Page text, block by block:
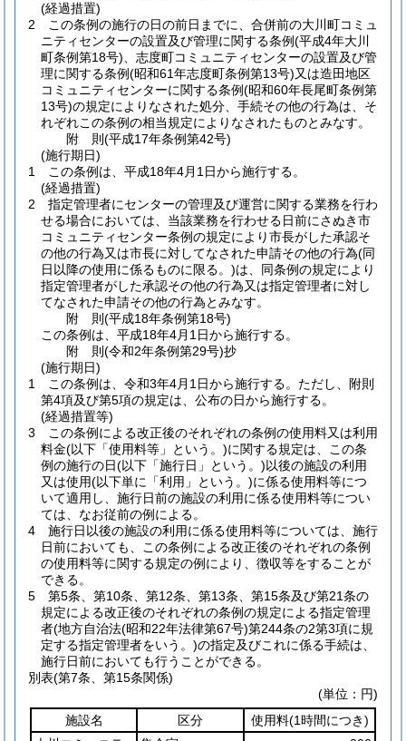
(経過措置)
2
この条例の施行の日の前日までに、合併前の大川町コミュ
ニティセンターの設置及び管理に関する条例(平成4年大川
町条例第18号) 、志度町コミュニティセンターの設置及び管
理に関する条例(昭和61年志度町条例第13号)又は造田地区
コミュニティセンターに関する条例(昭和60年長尾町条例第
13号)の規定によりなされた処分、手続その他の行為は、そ
れぞれこの条例の相当規定によりなされたものとみなす。
附 則(平成17年条例第42号)
(施行期日)
1
この条例は、平成18年4月1日から施行する。
(経過措置)
2
指定管理者にセンターの管理及び運営に関する業務を行わ
せる場合においては、当該業務を行わせる日前にさぬき市
コミュニティセンター条例の規定により市長がした承認そ
の他の行為又は市長に対してなされた申請その他の行為(同
日以降の使用に係るものに限る。)は、同条例の規定により
指定管理者がした承認その他の行為又は指定管理者に対し
てなされた申請その他の行為とみなす。
附 則(平成18年条例第18号)
この条例は、平成18年4月1日から施行する。
附 則(令和2年条例第29号)抄
(施行期日)
1
この条例は、令和3年4月1日から施行する。 ただし、附則
第4項及び第5項の規定は、公布の日から施行する。
(経過措置等)
3
この条例による改正後のそれぞれの条例の使用料又は利用
料金(以下「使用料等」という。)に関する規定は、この条
例の施行の日(以下「施行日」という。)以後の施設の利用
又は使用(以下単に「利用」という。)に係る使用料等につ
いて適用し、施行日前の施設の利用に係る使用料等につい
ては、なお従前の例による。
4
施行日以後の施設の利用に係る使用料等については、施行
日前においても、この条例による改正後のそれぞれの条例
の使用料等に関する規定の例により、徴収等をすることが
できる。
5
第5条、第10条、第12条、第13条、第15条及び第21条の
規定による改正後のそれぞれの条例の規定による指定管理
者(地方自治法(昭和22年法律第67号)第244条の2第3項に規
定する指定管理者をいう。)の指定及びこれに係る手続は、
施行日前においても行うことができる。
別表(第7条、第15条関係)
(単位：円)
施設名
区分 使用料(1時間につき)